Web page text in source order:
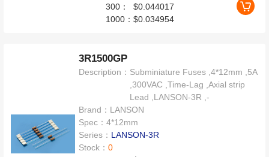
300：
$0.044017
1000：$0.034954
3R1500GP
Description： Subminiature Fuses ,4*12mm ,5A
,300VAC ,Time-Lag ,Axial strip
Lead ,LANSON-3R ,-
Brand： LANSON
Spec：4*12mm
Series： LANSON-3R
Stock：0